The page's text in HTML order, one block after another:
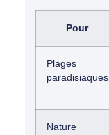
Pour
Plages
paradisiaques
Nature